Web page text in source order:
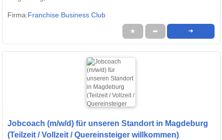
Firma:Franchise Business Club
★ ➦ ➜
Jobcoach (m/w/d) für unseren Standort in Magdeburg
(Teilzeit / Vollzeit / Quereinsteiger willkommen)